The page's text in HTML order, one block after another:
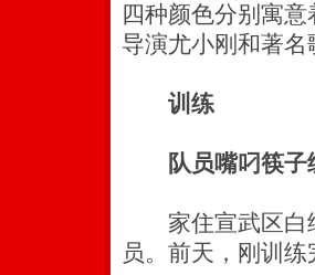
四种颜色分别寓
导演尤小刚和著
训练
队员嘴叼筷子
家住宣武区白纸
员。前天，刚训